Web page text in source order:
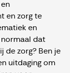
en zorg te
en
dat
de zorg? Ben je
uitdaging om